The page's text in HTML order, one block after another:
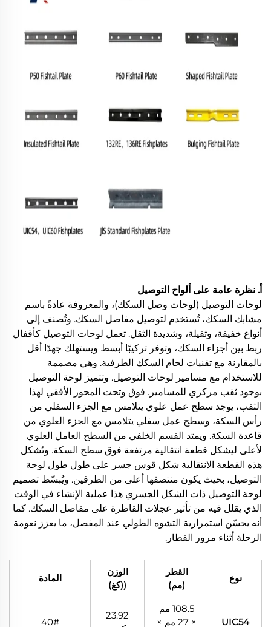
أ. نظرة عامة على ألواح التوصيل
لوحات التوصيل (لوحات وصل السكك)، والمعروفة عادةً باسم
مشابك السكك، تُستخدم لتوصيل مفاصل السكك. وتُصنف إلى
أنواع خفيفة، وثقيلة، وشديدة الثقل. تعمل لوحات التوصيل كأقفال
ربط بين أجزاء السكك، وتوفر تركيبًا أبسط ويستهلك جهدًا أقل
بالمقارنة مع تقنيات لحام السكك الطرفية. وهي مصممة
للاستخدام مع مسامير لوحات التوصيل. وتتميز لوحة التوصيل
بوجود ثقب مركزي للمسامير. فوق وتحت المحور الأفقي لهذا
الثقب، يوجد سطح عمل علوي يتلامس مع الجزء السفلي من
رأس السكة، وسطح عمل سفلي يتلامس مع الجزء العلوي من
قاعدة السكة. ويمتد القسم الخلفي من السطح العامل العلوي
لأعلى ليشكل قطعة انتقالية مرتفعة فوق سطح السكة. وتُشكل
هذه القطعة الانتقالية شكل قوس جسر على طول طول لوحة
التوصيل، بحيث يكون منتصفها أعلى من الطرفين. ويُبسّط تصميم
لوحة التوصيل ذات الشكل الجسري هذا عملية الإنشاء في الوقت
الذي يقلل فيه من تأثير عجلات القاطرة على مفاصل السكك. كما
أنه يحسّن استمرارية التشوه الطولي عند المفصل، ما يعزز نعومة
الرحلة أثناء مرور القطار.
نوع
القطر
(مم)
الوزن
((كغ)
المادة
UIC54
108.5 مم
× 27 مم ×
23.92
40#